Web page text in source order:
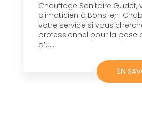
Chauffage Sanitaire Gudet,
climaticien à Bons-en-
votre service si vous
professionnel pour la pose
d’u...
EN